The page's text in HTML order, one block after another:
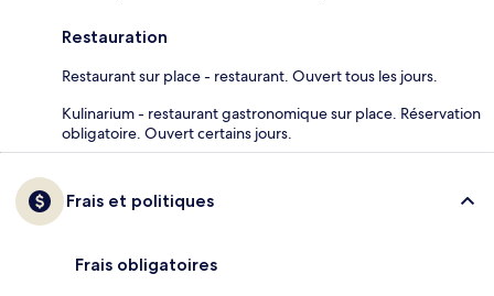
Restauration
Restaurant sur place - restaurant. Ouvert tous les jours.
Kulinarium - restaurant gastronomique sur place. Réservation
obligatoire. Ouvert certains jours.
Frais et politiques
Frais obligatoires